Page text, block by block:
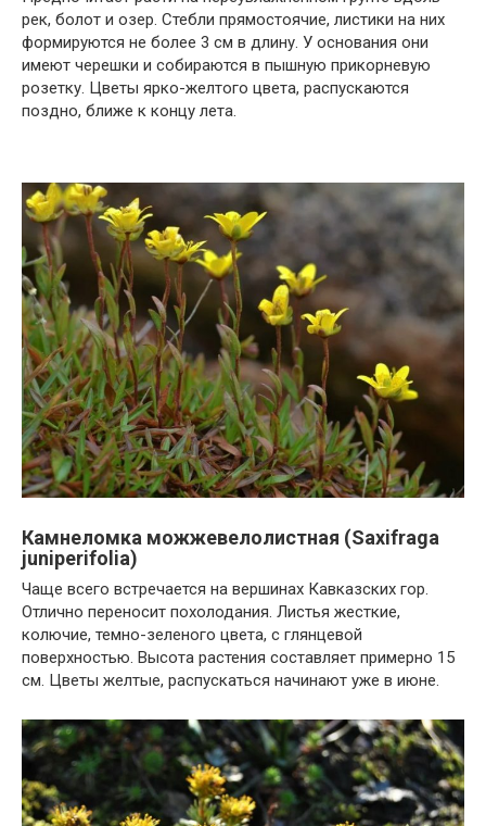
рек, болот и озер. Стебли прямостоячие, листики на них
формируются не более 3 см в длину. У основания они
имеют черешки и собираются в пышную прикорневую
розетку. Цветы ярко-желтого цвета, распускаются
поздно, ближе к концу лета.
Камнеломка можжевелолистная (Saxifraga
juniperifolia)
Чаще всего встречается на вершинах Кавказских гор.
Отлично переносит похолодания. Листья жесткие,
колючие, темно-зеленого цвета, с глянцевой
поверхностью. Высота растения составляет примерно 15
см. Цветы желтые, распускаться начинают уже в июне.